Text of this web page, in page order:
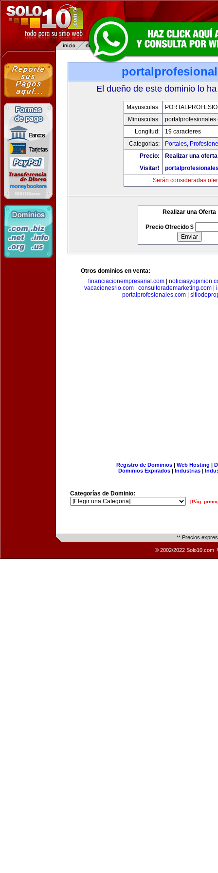
El dueño de este dominio lo
Mayusculas:
Minusculas:
Longitud:
19 caracteres
Categorias:
Portales,
Precio:
Realizar una
Visitar!
Serán consideradas
Realizar una Oferta
Precio Ofrecido $
Otros dominios en venta:
financiacionempresarial.com
vacacionesrio.com
consultorademarketing.com
portalprofesionales.com|
Registro de Dominios| Web Hosting |
Dominios Expirados | Industrias |
Categorías de Dominio:
[Pág.
** Precios
© 2002/2022 Solo10.com